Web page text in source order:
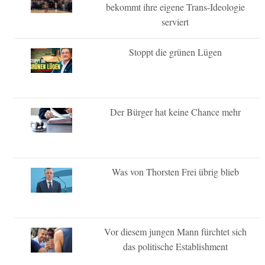
bekommt ihre eigene Trans-Ideologie
serviert
Stoppt die grünen Lügen
Der Bürger hat keine Chance mehr
Was von Thorsten Frei übrig blieb
Vor diesem jungen Mann fürchtet sich
das politische Establishment